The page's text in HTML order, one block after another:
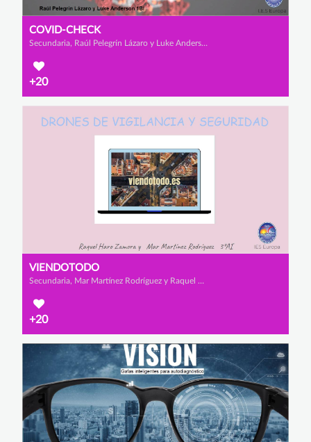
COVID-CHECK
Secundaria, Raúl Pelegrín Lázaro y Luke Anderson
+20
VIENDOTODO
Secundaria, Mar Martínez Rodríguez y Raquel Haro Zamora
+20